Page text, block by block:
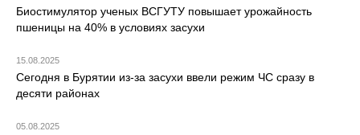
Биостимулятор ученых ВСГУТУ повышает урожайность
пшеницы на 40% в условиях засухи
15.08.2025
Сегодня в Бурятии из-за засухи ввели режим ЧС сразу в
десяти районах
05.08.2025